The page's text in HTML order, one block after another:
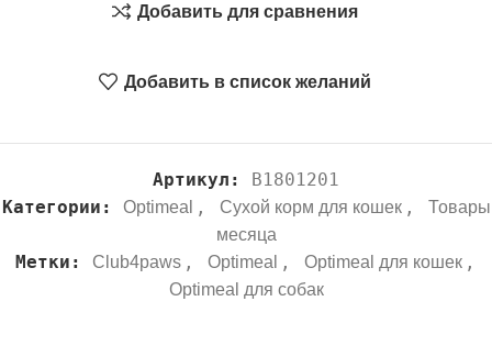
Добавить для сравнения
Добавить в список желаний
Артикул: B1801201
Категории:
Optimeal , Сухой корм для кошек ,
Товары
месяца
Метки: Club4paws , Optimeal , Optimeal для кошек ,
Optimeal для собак